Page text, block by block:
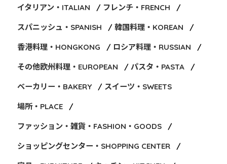
イタリアン・ITALIAN フレンチ・FRENCH
スパニッシュ・SPANISH 韓国料理・KOREAN
香港料理・HONGKONG ロシア料理・RUSSIAN
その他欧州料理・EUROPEAN パスタ・PASTA
ベーカリー・BAKERY スイーツ・SWEETS
場所・PLACE
ファッション・雑貨・FASHION・GOODS
ショッピングセンター・SHOPPING CENTER